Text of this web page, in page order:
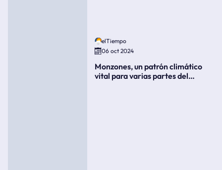
elTiempo
06 oct 2024
Monzones, un patrón climático
vital para varias partes del